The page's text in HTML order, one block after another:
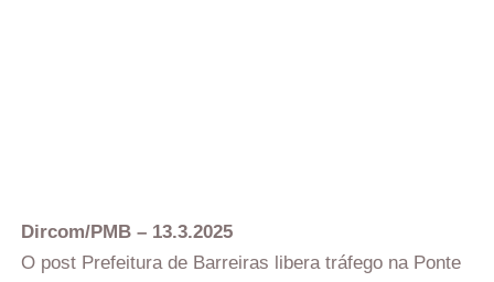
Dircom/PMB – 13.3.2025
O post Prefeitura de Barreiras libera tráfego na Ponte